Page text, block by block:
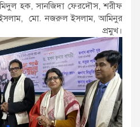
হক, সানজিদা ফেরদৌস, শরীফ
মো. নজরুল ইসলাম, আমিনুর
প্রমুখ।